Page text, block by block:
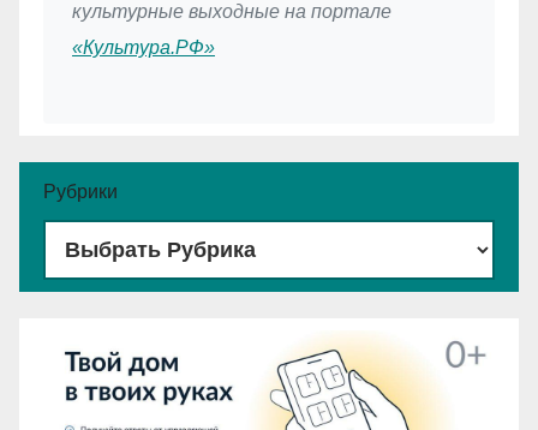
культурные выходные на портале
«Культура.РФ»
Рубрики